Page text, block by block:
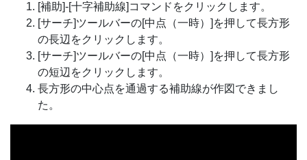
[補助]-[十字補助線]コマンドをクリックします。
[サーチ]ツールバーの[中点（一時）]を押して長方形
の長辺をクリックします。
[サーチ]ツールバーの[中点（一時）]を押して長方形
の短辺をクリックします。
長方形の中心点を通過する補助線が作図できまし
た。